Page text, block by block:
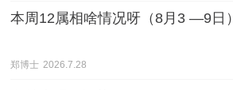
本周12属相啥情况呀（8月3 —9日）
郑博士 2026.7.28